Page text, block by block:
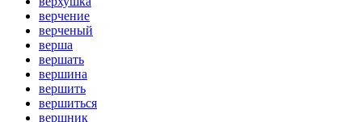
верчение
верченый
верша
вершать
вершина
вершить
вершиться
вершник